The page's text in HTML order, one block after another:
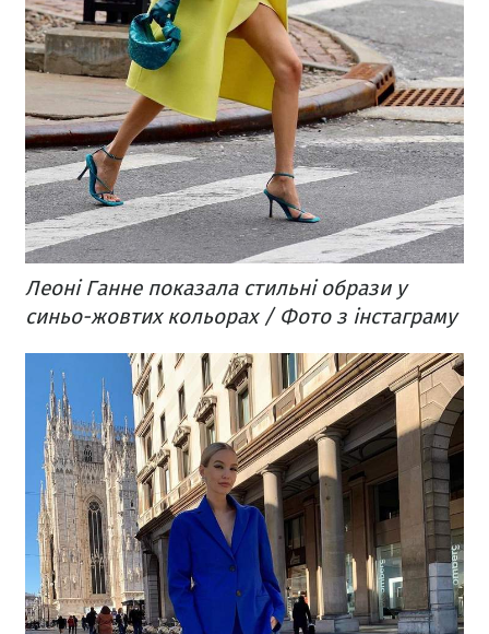
Леоні Ганне показала стильні образи у
синьо-жовтих кольорах / Фото з інстаграму